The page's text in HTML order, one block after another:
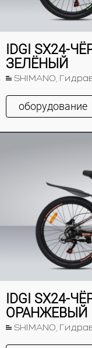
IDGI SX24-
ЗЕЛЁНЫЙ
SHIMANO,
оборудование
IDGI SX24-
ОРАНЖЕВЫЙ
SHIMANO,